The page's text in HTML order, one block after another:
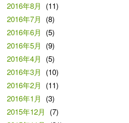
2016年8月
(11)
2016年7月
(8)
2016年6月
(5)
2016年5月
(9)
2016年4月
(5)
2016年3月
(10)
2016年2月
(11)
2016年1月
(3)
2015年12月
(7)